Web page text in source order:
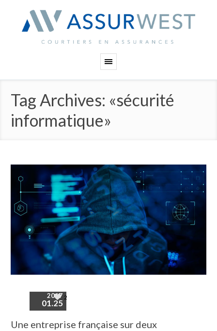
Tag Archives: «sécurité
informatique»
2017
01.25
2
Une entreprise française sur deux